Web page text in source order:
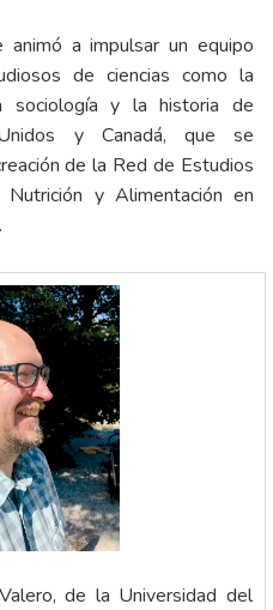
a impulsar un equipo
de ciencias como la
sociología y la historia de
y Canadá, que se
de la Red de Estudios
y Alimentación en
.
de la Universidad del